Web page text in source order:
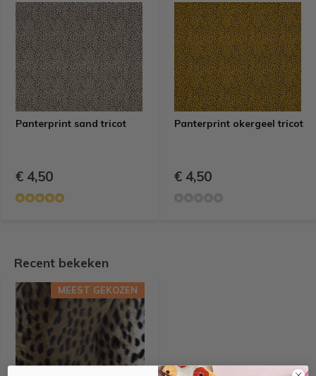
Panterprint sand tricot
€ 4,50
Panterprint okergeel tricot
€ 4,50
Recent bekeken
MEEST GEKOZEN